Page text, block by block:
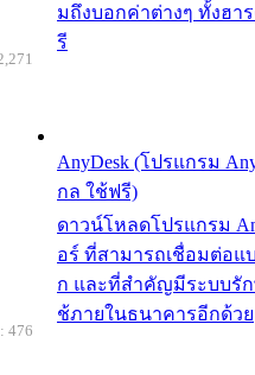
มถึงบอกค่าต่างๆ ทั้งฮา
รี
AnyDesk (โปรแกรม
กล ใช้ฟรี)
ดาวน์โหลดโปรแกรม
อร์ ที่สามารถเชื่อมต่อแ
ก และที่สำคัญมีระบบรั
ช้ภายในธนาคารอีกด้วย
476